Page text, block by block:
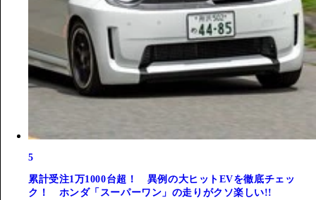
5
累計受注1万1000台超！ 異例の大ヒットEVを徹底チェッ
ク！ ホンダ「スーパーワン」の走りがクソ楽しい!!